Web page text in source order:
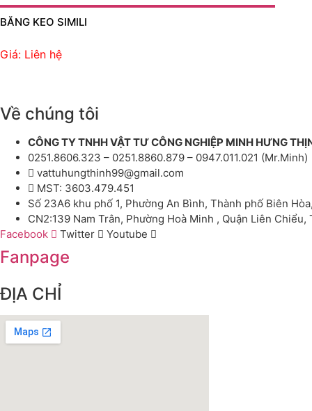
BĂNG KEO SIMILI
Giá: Liên hệ
Về chúng tôi
CÔNG TY TNHH VẬT TƯ CÔNG NGHIỆP MINH HƯNG
0251.8606.323 – 0251.8860.879 – 0947.011.021 (Mr.Minh)
vattuhungthinh99@gmail.com
MST: 3603.479.451
Số 23A6 khu phố 1, Phường An Bình, Thành phố Biên
CN2:139 Nam Trân, Phường Hoà Minh , Quận Liên Chiểu,
Facebook
Twitter Youtube
Fanpage
ĐỊA CHỈ